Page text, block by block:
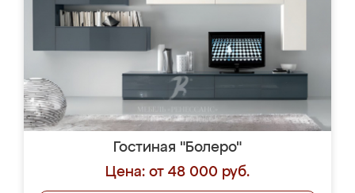
Гостиная "Болеро"
Цена: от 48 000 руб.